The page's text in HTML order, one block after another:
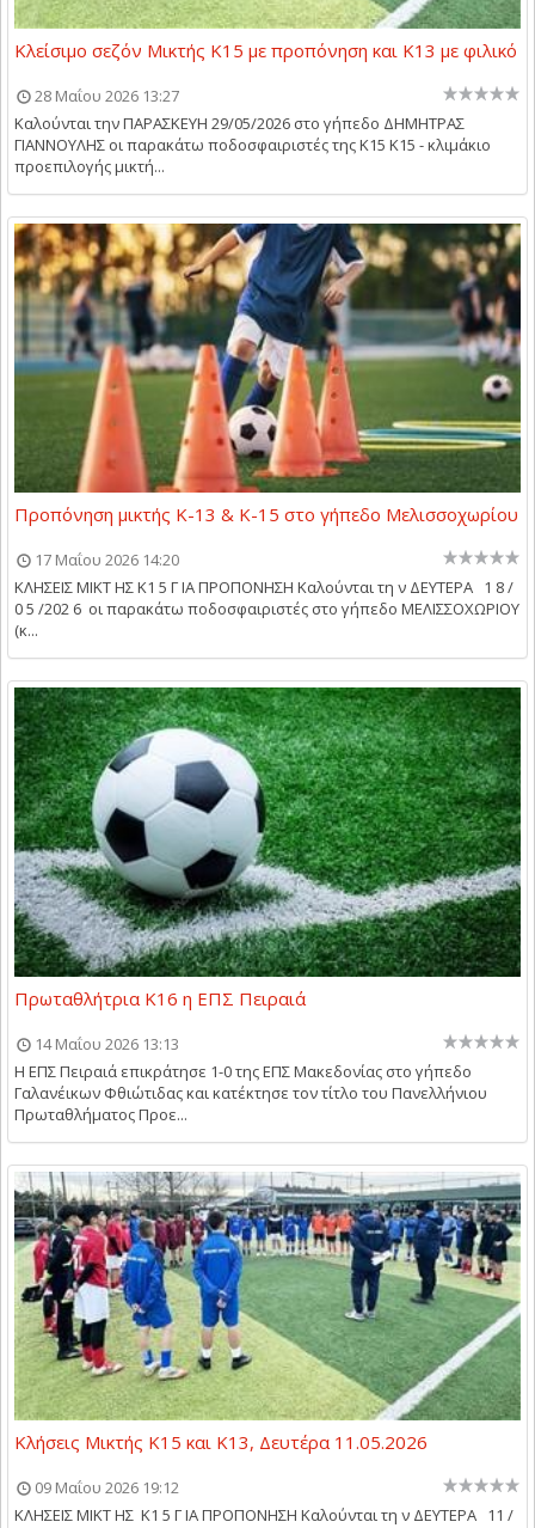
Κλείσιμο σεζόν Μικτής Κ15 με προπόνηση και Κ13 με φιλικό
28 Μαΐου 2026 13:27
Καλούνται την ΠΑΡΑΣΚΕΥΗ 29/05/2026 στο γήπεδο ΔΗΜΗΤΡΑΣ
ΓΙΑΝΝΟΥΛΗΣ οι παρακάτω ποδοσφαιριστές της Κ15 Κ15 - κλιμάκιο
προεπιλογής μικτή...
Προπόνηση μικτής Κ-13 & Κ-15 στο γήπεδο Μελισσοχωρίου
17 Μαΐου 2026 14:20
ΚΛΗΣΕΙΣ ΜΙΚΤ ΗΣ Κ1 5 Γ ΙΑ ΠΡΟΠΟΝΗΣΗ Καλούνται τη ν ΔΕΥΤΕΡΑ 1 8 /
0 5 /202 6 οι παρακάτω ποδοσφαιριστές στο γήπεδο ΜΕΛΙΣΣΟΧΩΡΙΟΥ
(κ...
Πρωταθλήτρια Κ16 η ΕΠΣ Πειραιά
14 Μαΐου 2026 13:13
Η ΕΠΣ Πειραιά επικράτησε 1-0 της ΕΠΣ Μακεδονίας στο γήπεδο
Γαλανέικων Φθιώτιδας και κατέκτησε τον τίτλο του Πανελλήνιου
Πρωταθλήματος Προε...
Κλήσεις Μικτής Κ15 και Κ13, Δευτέρα 11.05.2026
09 Μαΐου 2026 19:12
ΚΛΗΣΕΙΣ ΜΙΚΤ ΗΣ Κ1 5 Γ ΙΑ ΠΡΟΠΟΝΗΣΗ Καλούνται τη ν ΔΕΥΤΕΡΑ 11 /